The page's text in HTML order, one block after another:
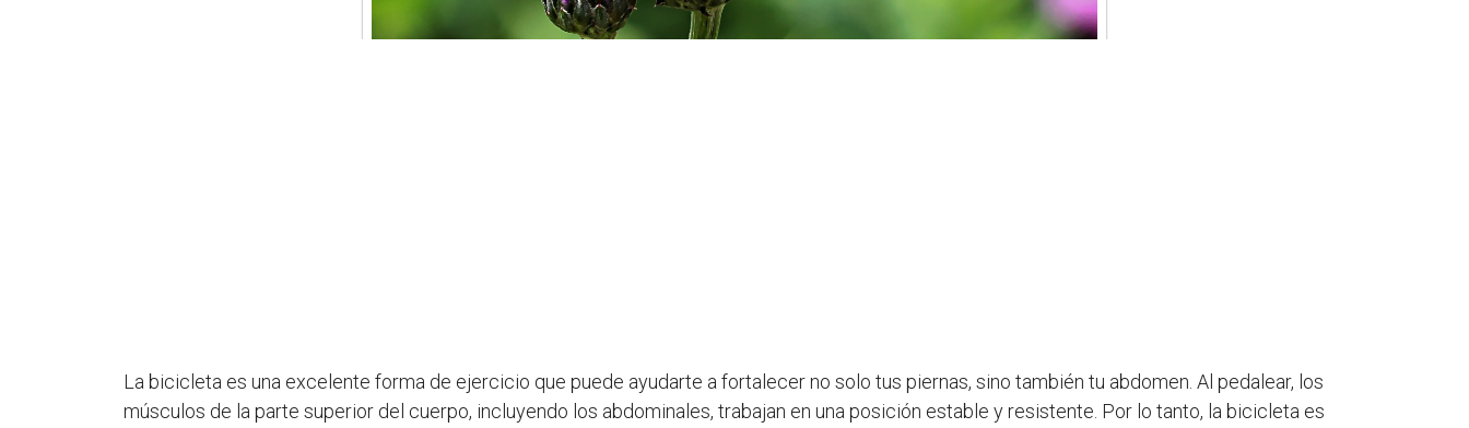
La bicicleta es una excelente forma de ejercicio que puede ayudarte a fortalecer no solo tus piernas, sino también tu abdomen. Al pedalear, los
músculos de la parte superior del cuerpo, incluyendo los abdominales, trabajan en una posición estable y resistente. Por lo tanto, la bicicleta es